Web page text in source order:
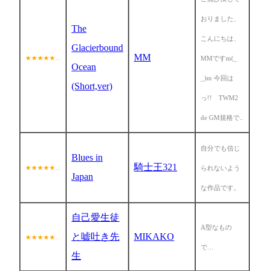
★★★★★...
The
Glacierbound
Ocean
(Short,ver)
MM
おりました、
こんにちは、
MMですm(_
_)m 今回は
っ!! TWM2
de GM規格で..
★★★★★...
Blues in
Japan
騎士王321
自分でも信じ
られないよう
な作品です。
★★★★★...
自己愛生徒
と嘘吐き先
生
MIKAKO
A型なもの
で…